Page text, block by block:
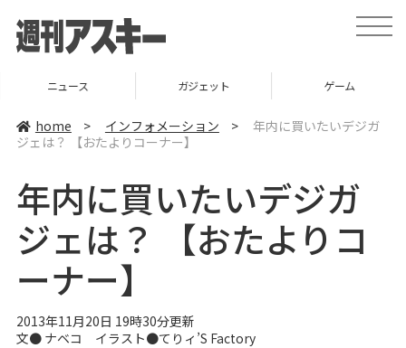
t
o
v
ニュース ガジェット ゲーム
home > インフォメーション >
年内に買いたいデジガ
ジェは？ 【おたよりコーナー】
年内に買いたいデジガ
ジェは？ 【おたよりコ
ーナー】
2013年11月20日 19時30分更新
文● ナベコ イラスト●てりィ’S Factory